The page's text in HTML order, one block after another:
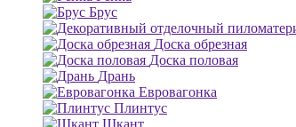
Брус
Доска обрезная
Доска половая
Дрань
Евровагонка
Плинтус
Шкант